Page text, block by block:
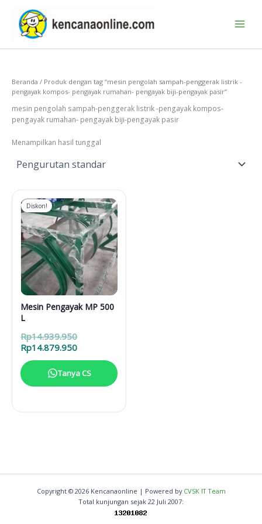
konten
Beranda / Produk dengan tag “mesin pengolah sampah-penggerak listrik -
pengayak kompos- pengayak rumahan- pengayak biji-pengayak pasir”
mesin pengolah sampah-penggerak listrik -pengayak kompos-
pengayak rumahan- pengayak biji-pengayak pasir
Menampilkan hasil tunggal
Diskon!
Mesin Pengayak MP 500
L
Rp14.939.950Harga
aslinya
adalah:
Rp14.939.950.
Rp14.879.950Harga
saat
ini
adalah:
Tanya CS
Copyright © 2026 Kencanaonline | Powered by CVSK IT Team
Total kunjungan sejak 22 Juli 2007: